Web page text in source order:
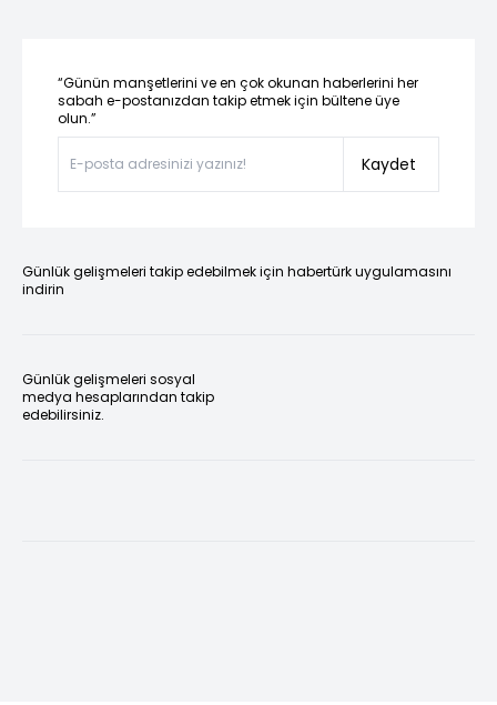
“Günün manşetlerini ve en çok okunan haberlerini her
sabah e-postanızdan takip etmek için bültene üye
olun.”
Kaydet
Günlük gelişmeleri takip edebilmek için habertürk uygulamasını
indirin
Günlük gelişmeleri sosyal
medya hesaplarından takip
edebilirsiniz.